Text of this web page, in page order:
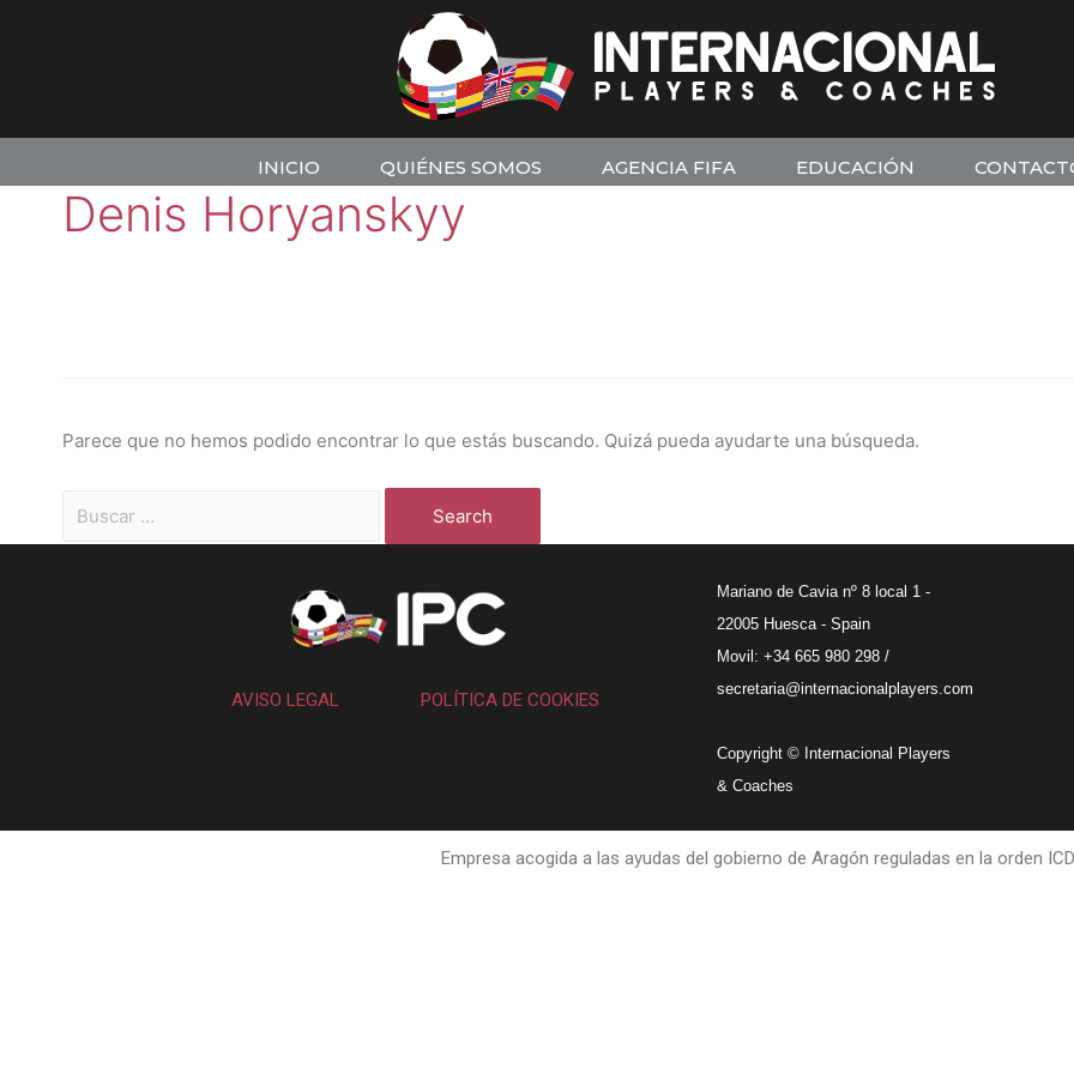
INICIO QUIÉNES SOMOS AGENCIA FIFA EDUCACIÓN
Denis Horyanskyy
Parece que no hemos podido encontrar lo que estás buscando. Quizá pueda ayudarte una búsqueda.
AVISO LEGAL POLÍTICA DE COOKIES
Mariano de Cavia nº 8 local 1 -
22005 Huesca - Spain
Movil: +34 665 980 298 /
secretaria@internacionalplayers.com
Copyright © Internacional Players
& Coaches
Empresa acogida a las ayudas del gobierno de Aragón reguladas en la orden